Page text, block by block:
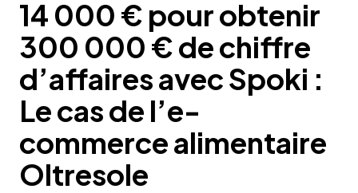
14 000 € pour obtenir
300 000 € de chiffre
d’affaires avec Spoki :
Le cas de l’e-
commerce alimentaire
Oltresole